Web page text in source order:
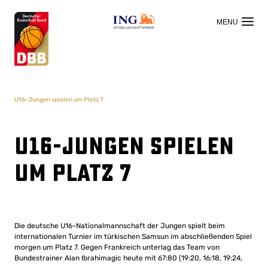
OFFIZIELLER HAUPTSPONSOR
U16-Jungen spielen um Platz 7
U16-Jungen spielen
um Platz 7
Die deutsche U16-Nationalmannschaft der Jungen spielt beim
internationalen Turnier im türkischen Samsun im abschließenden Spiel
morgen um Platz 7. Gegen Frankreich unterlag das Team von
Bundestrainer Alan Ibrahimagic heute mit 67:80 (19:20, 16:18, 19:24,